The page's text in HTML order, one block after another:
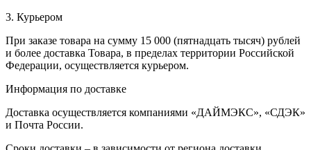
3. Курьером
При заказе товара на сумму 15 000 (пятнадцать тысяч) рублей
и более доставка Товара, в пределах территории Российской
Федерации, осуществляется курьером.
Информация по доставке
Доставка осуществляется компаниями «ДАЙМЭКС», «СДЭК»
и Почта России.